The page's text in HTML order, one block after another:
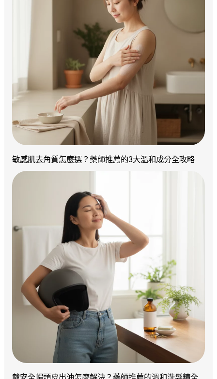
敏感肌去角質怎麼選？藥師推薦的3大溫和成分全攻略
戴安全帽頭皮出油怎麼解決？藥師推薦的溫和洗髮精全